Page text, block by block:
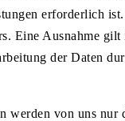
erforderlich
Eine Ausnahme
der Daten
werden von uns